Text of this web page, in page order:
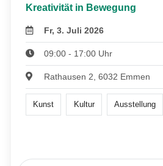
Kreativität in Bewegung
Fr, 3. Juli 2026
09:00 - 17:00 Uhr
Rathausen 2, 6032 Emmen
Kunst Kultur Ausstellung